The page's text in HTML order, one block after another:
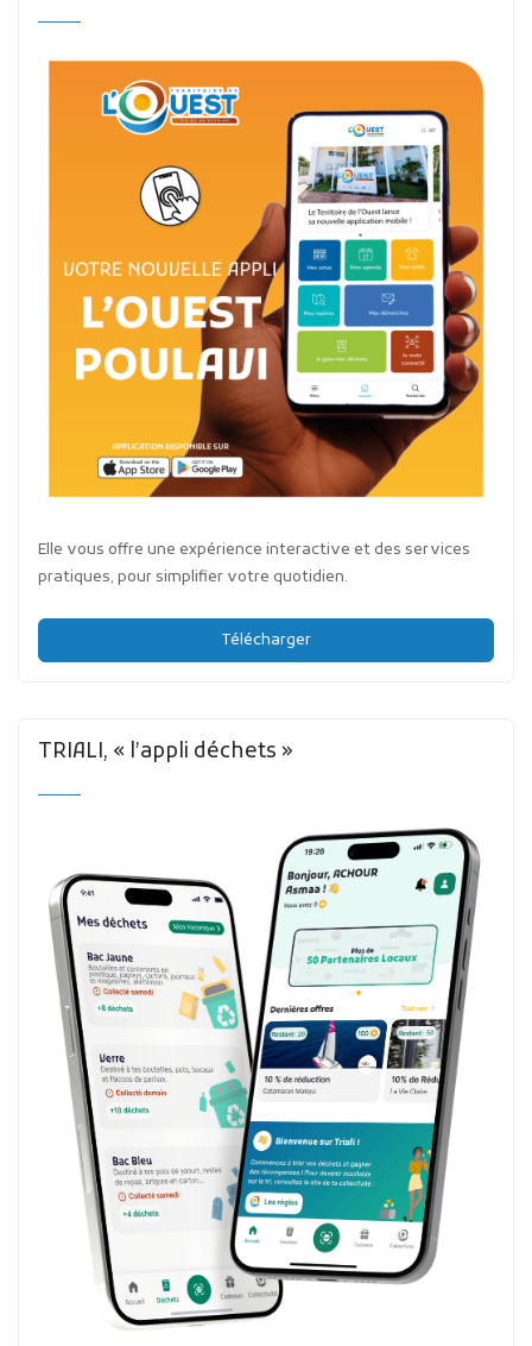
Elle vous offre une expérience interactive et des services
pratiques, pour simplifier votre quotidien.
Télécharger
TRIALI, « l’appli déchets »